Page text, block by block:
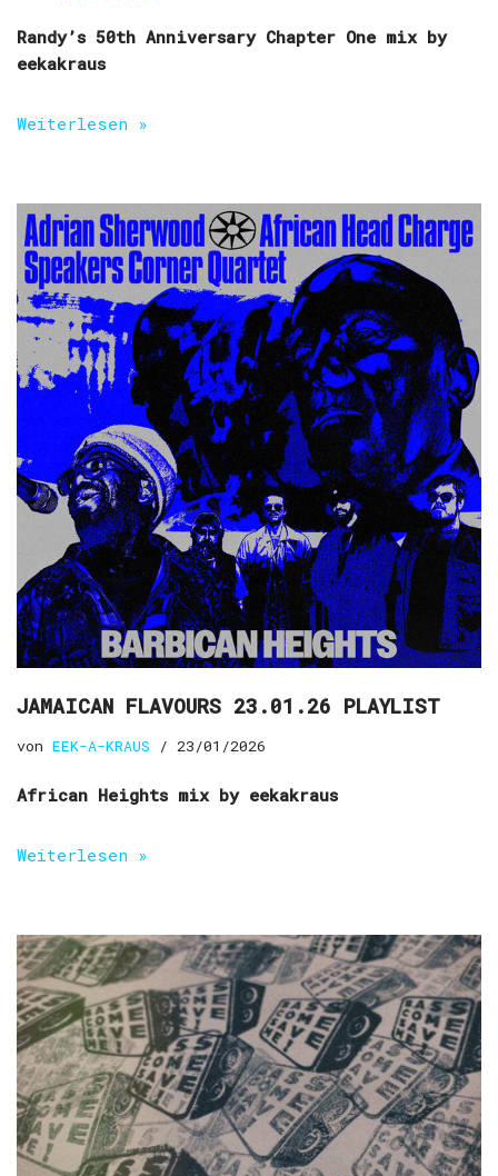
Randy’s 50th Anniversary Chapter One mix by
eekakraus
Weiterlesen »
JAMAICAN FLAVOURS 23.01.26 PLAYLIST
von EEK-A-KRAUS 23/01/2026
African Heights mix by eekakraus
Weiterlesen »